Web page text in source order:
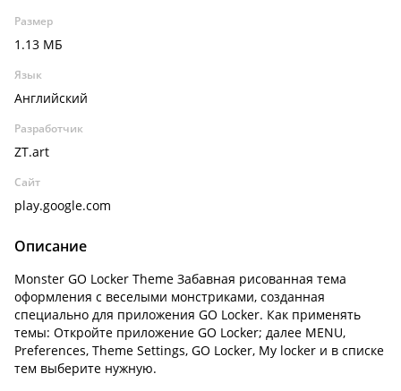
Размер
1.13 МБ
Язык
Английский
Разработчик
ZT.art
Сайт
play.google.com
Описание
Monster GO Locker Theme Забавная рисованная тема
оформления с веселыми монстриками, созданная
специально для приложения GO Locker. Как применять
темы: Откройте приложение GO Locker; далее MENU,
Preferences, Theme Settings, GO Locker, My locker и в списке
тем выберите нужную.